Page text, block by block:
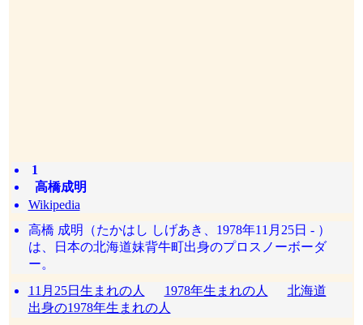
1
高橋成明
Wikipedia
高橋 成明（たかはし しげあき、1978年11月25日 - ）
は、日本の北海道妹背牛町出身のプロスノーボーダ
ー。
11月25日生まれの人
1978年生まれの人
北海道
出身の1978年生まれの人